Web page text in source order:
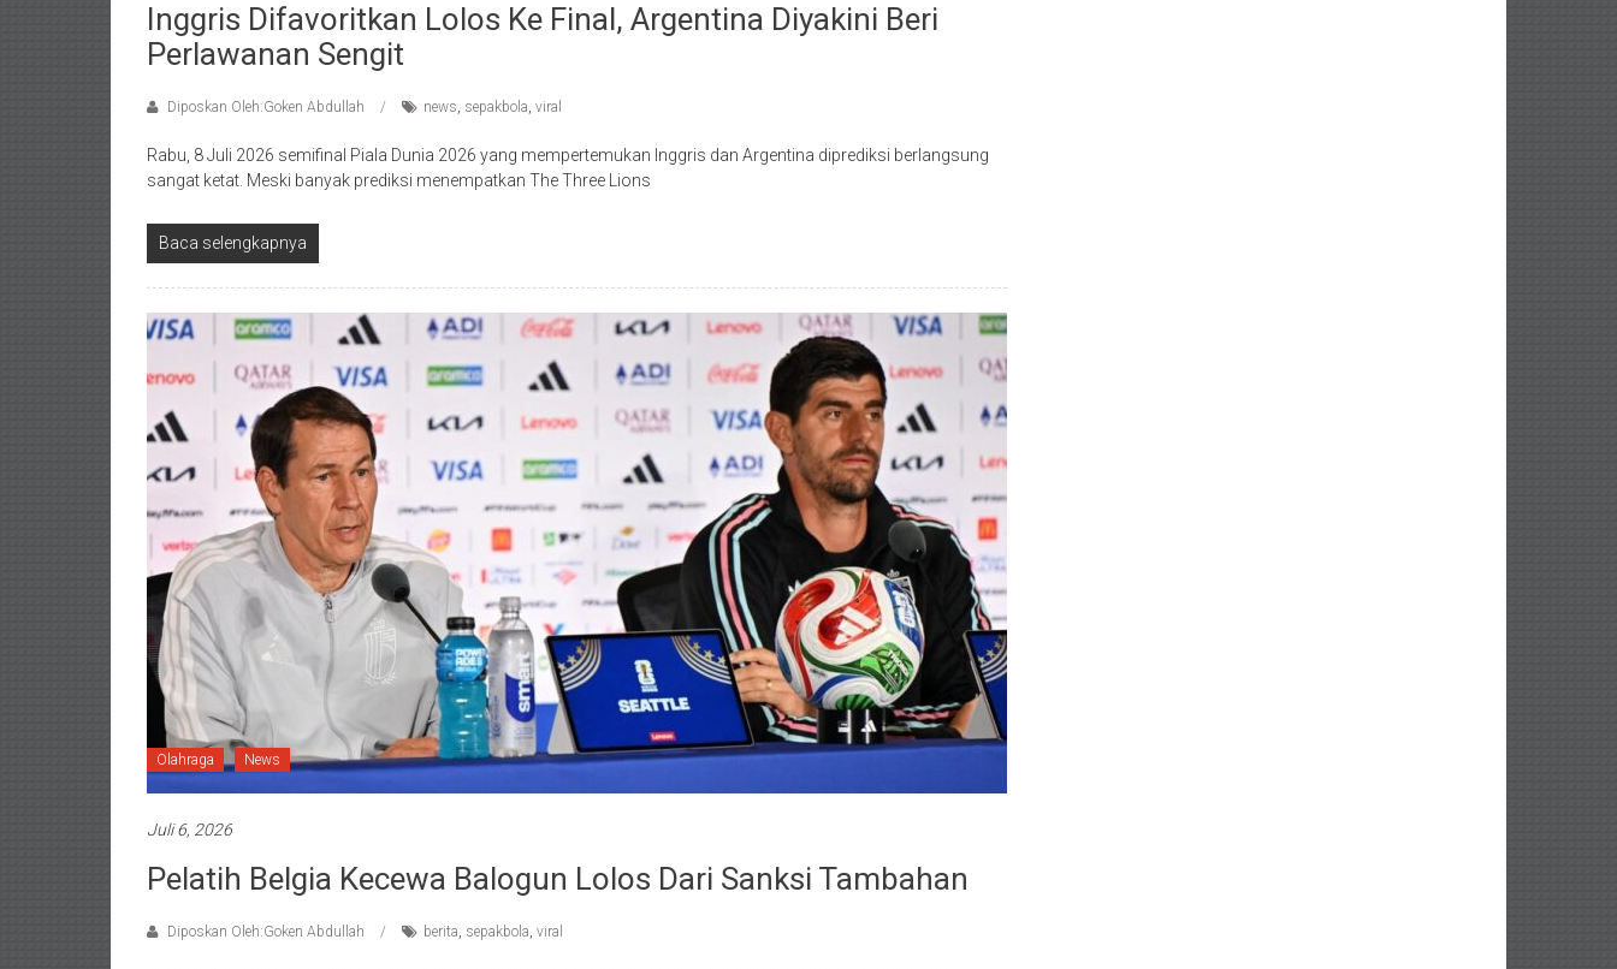
Inggris Difavoritkan Lolos Ke Final, Argentina Diyakini Beri
Perlawanan Sengit
Diposkan Oleh:Goken Abdullah news, sepakbola, viral
Rabu, 8 Juli 2026 semifinal Piala Dunia 2026 yang mempertemukan Inggris dan Argentina diprediksi berlangsung
sangat ketat. Meski banyak prediksi menempatkan The Three Lions
Baca selengkapnya
Olahraga News
Juli 6, 2026
Pelatih Belgia Kecewa Balogun Lolos Dari Sanksi Tambahan
Diposkan Oleh:Goken Abdullah berita, sepakbola, viral